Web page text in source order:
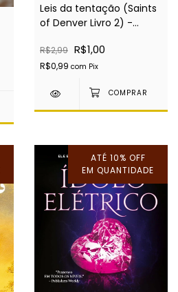
Leis da tentação (Saints
of Denver Livro 2) -
R$2,99 R$1,00
R$0,99 com Pix
ATÉ 10% OFF
EM QUANTIDADE